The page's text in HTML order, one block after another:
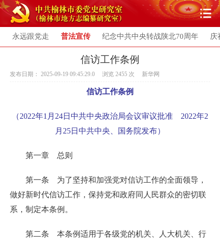
永远跟党走 普法宣传 纪念中共中央转战陕北70周年 庆
信访工作条例
发布日期： 2025-09-19 09:45:29.0 浏览 2455 次 新华网
信访工作条例
（2022年1月24日中共中央政治局会议审议批准 2022年2
月25日中共中央、国务院发布）
第一章 总则
第一条 为了坚持和加强党对信访工作的全面领导，
做好新时代信访工作，保持党和政府同人民群众的密切联
系，制定本条例。
第二条 本条例适用于各级党的机关、人大机关、行